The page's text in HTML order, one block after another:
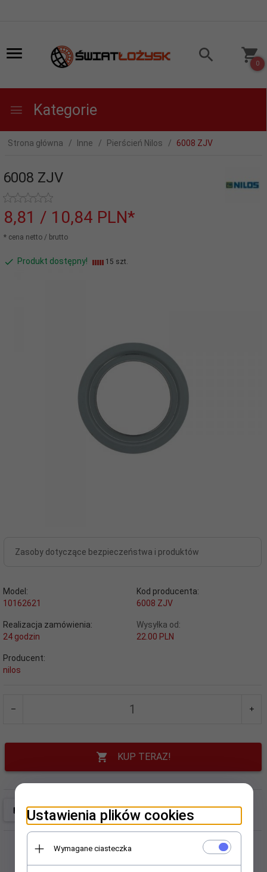
0
Kategorie
Strona główna Inne Pierścień Nilos 6008 ZJV
6008 ZJV
8,81 / 10,84 PLN*
* cena netto / brutto
Produkt dostępny! 15 szt.
Zasoby dotyczące bezpieczeństwa i produktów
Model:
10162621
Kod producenta:
6008 ZJV
Realizacja zamówienia:
24 godzin
Wysyłka od:
22.00 PLN
Producent:
nilos
KUP TERAZ!
Ustawienia plików cookies
Wymagane ciasteczka